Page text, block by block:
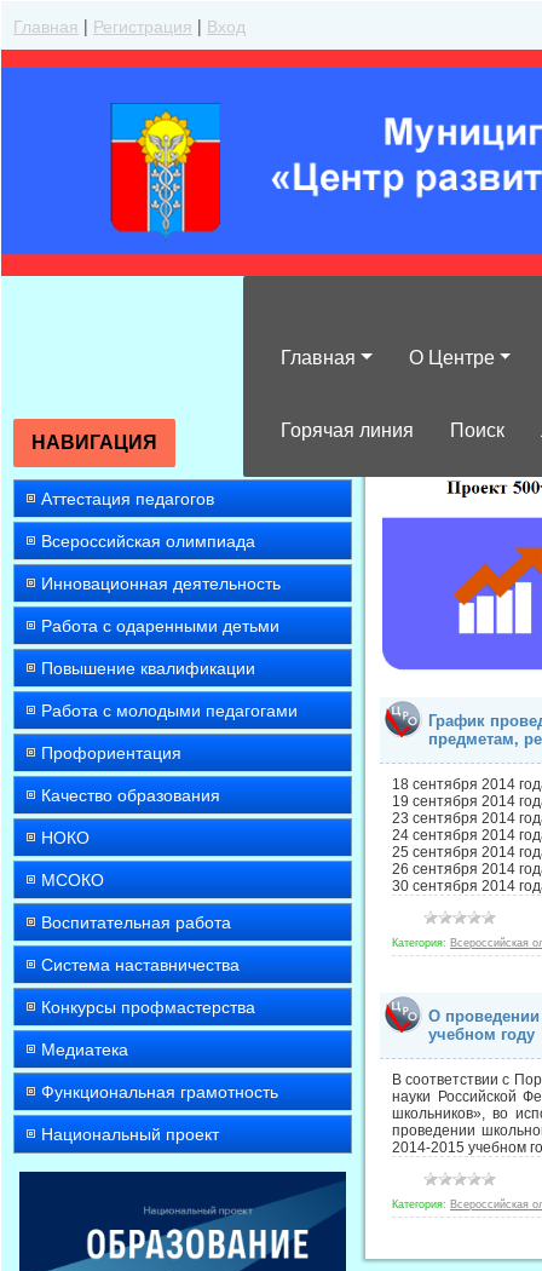
Главная | Регистрация | Вход
Главная О Центре
Горячая линия Поиск
НАВИГАЦИЯ
Аттестация педагогов
Всероссийская олимпиада
Инновационная деятельность
Работа с одаренными детьми
Повышение квалификации
Работа с молодыми педагогами
Профориентация
Качество образования
НОКО
МСОКО
Воспитательная работа
Система наставничества
Конкурсы профмастерства
Медиатека
Функциональная грамотность
Национальный проект
График
предметам,
18 сентября 2014
19 сентября 2014
23 сентября 2014
24 сентября 2014
25 сентября 2014
26 сентября 2014
30 сентября 2014
Категория: Всероссийская
О
учебном году
В соответствии с
науки Российской
школьников», во
проведении
2014-2015 учебном
Категория: Всероссийская